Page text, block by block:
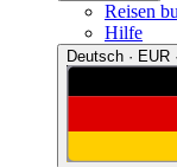
Reisen
Hilfe
Deutsch · EUR